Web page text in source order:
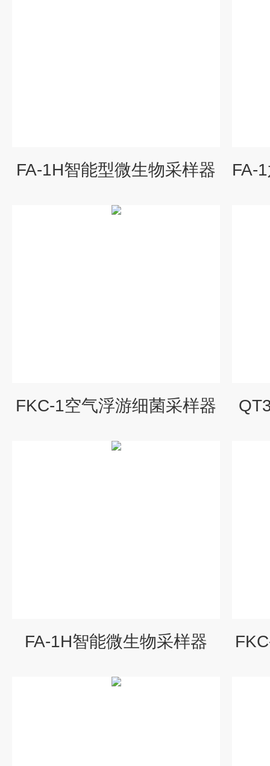
FA-1H智能型微生物采样器
FKC-1空气浮游细菌采样器
FA-1H智能微生物采样器